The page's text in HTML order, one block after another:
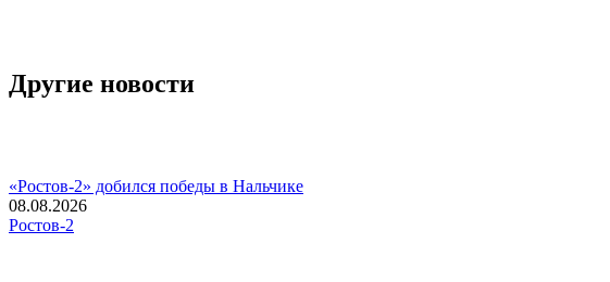
Другие новости
«Ростов-2» добился победы в Нальчике
08.08.2026
Ростов-2